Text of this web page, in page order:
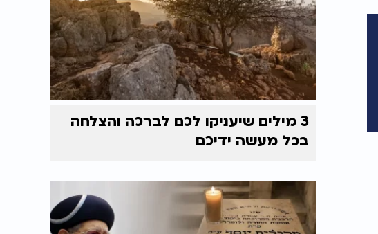
3 מילים שיעניקו לכם לברכה והצלחה
בכל מעשה ידיכם